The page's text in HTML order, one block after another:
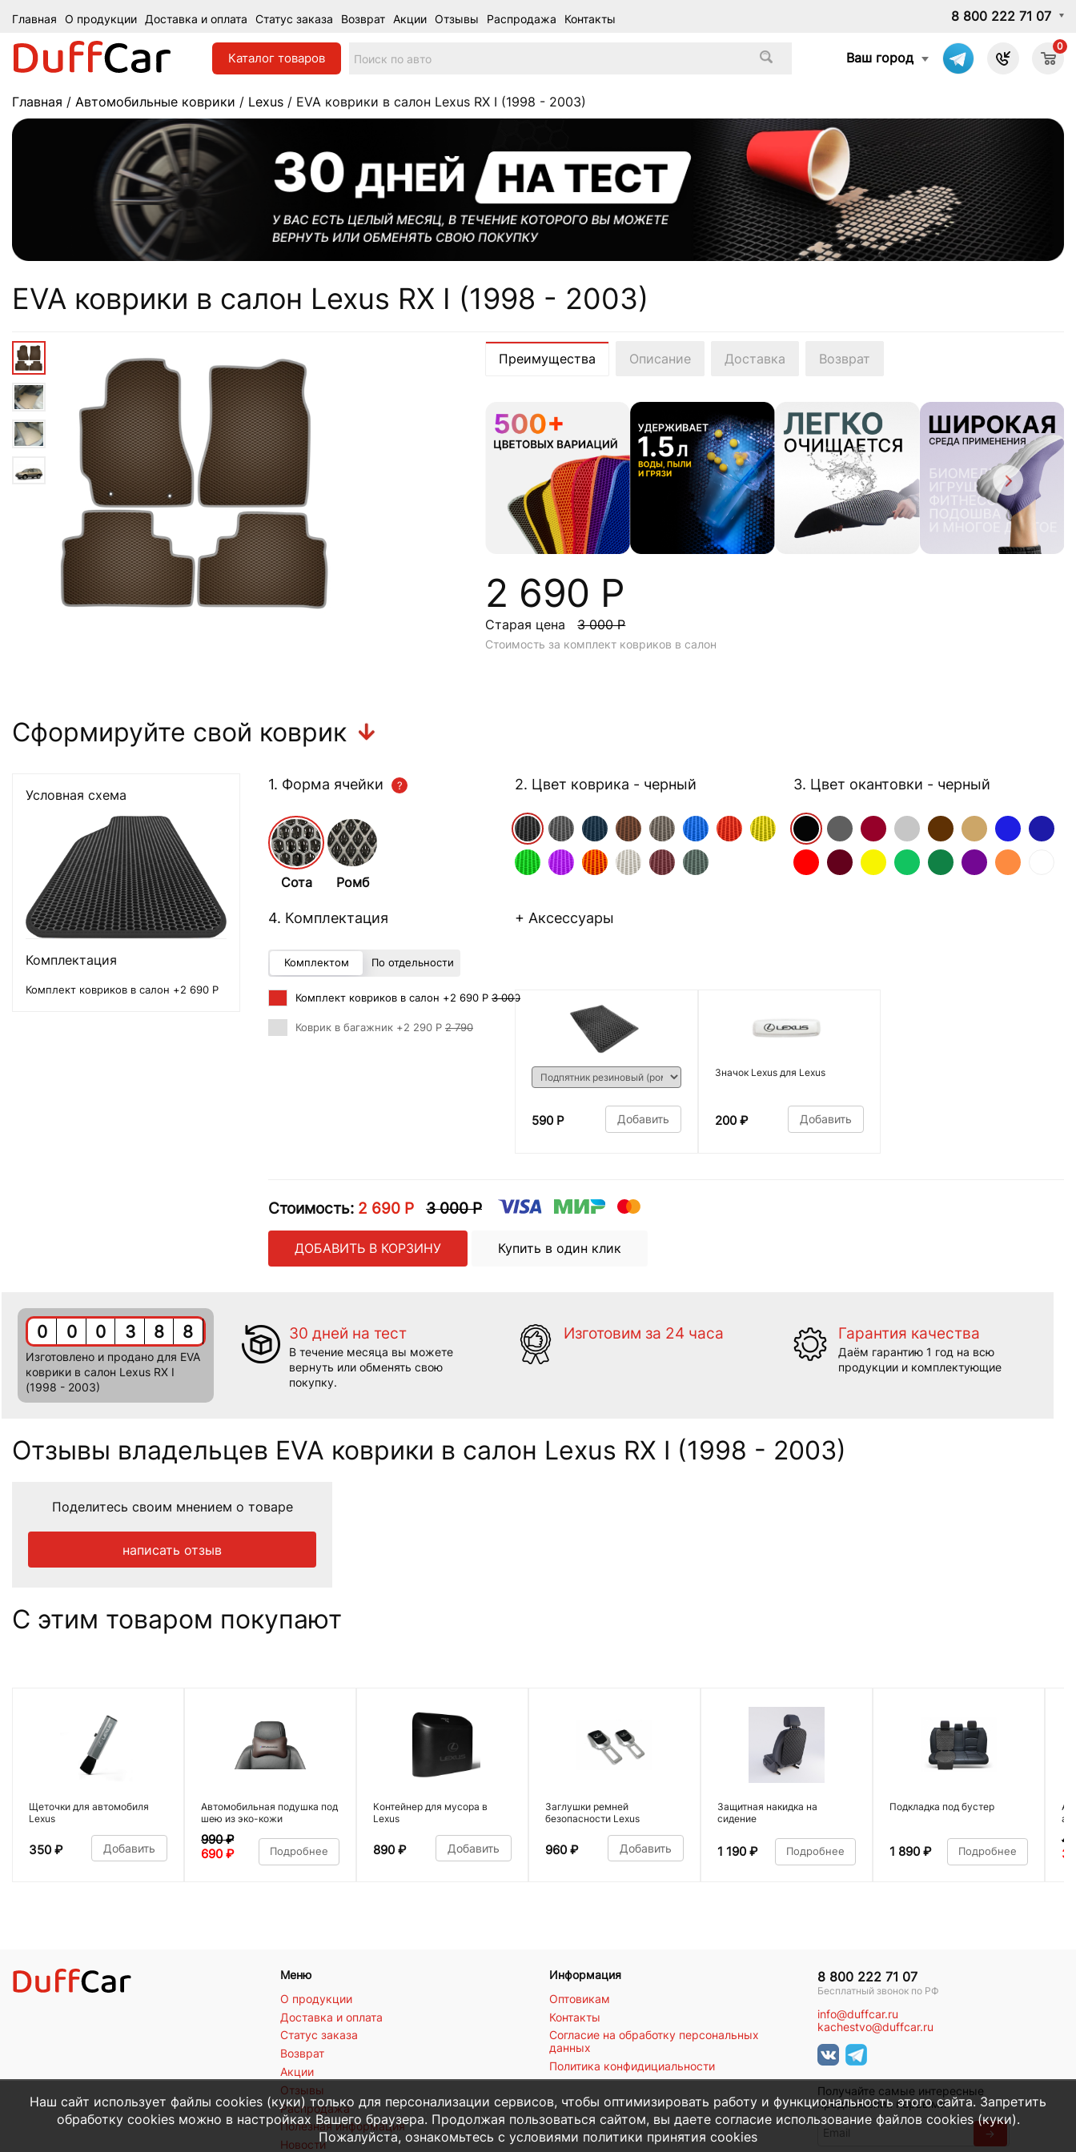
Главная О продукции Доставка и оплата Статус заказа Возврат Акции Отзывы Распродажа Контакты 8 800 222 71 07
Каталог товаров Ваш город
0
Главная / Автомобильные коврики / Lexus / EVA коврики в салон Lexus RX I (1998 - 2003)
EVA коврики в салон Lexus RX I (1998 - 2003)
Преимущества Описание Доставка Возврат
2 690 Р
Старая цена 3 000 Р
Стоимость за комплект ковриков в салон
Сформируйте свой коврик
1. Форма ячейки
Сота Ромб
2. Цвет коврика - черный 3. Цвет окантовки - черный
4. Комплектация
Комплектом По отдельности
Комплект ковриков в салон +2 690 Р 3 000
Коврик в багажник +2 290 Р 2 790
+ Аксессуары
590 Р Добавить
Значок Lexus для Lexus
200 ₽ Добавить
Стоимость: 2 690 Р 3 000 Р
ДОБАВИТЬ В КОРЗИНУ Купить в один клик
Условная схема
Комплектация
Комплект ковриков в салон +2 690 Р
0 0 0 3 8 8
Изготовлено и продано для EVA
коврики в салон Lexus RX I
(1998 - 2003)
30 дней на тест
В течение месяца вы можете
вернуть или обменять свою
покупку.
Изготовим за 24 часа Гарантия качества
Даём гарантию 1 год на всю
продукции и комплектующие
Отзывы владельцев EVA коврики в салон Lexus RX I (1998 - 2003)
Поделитесь своим мнением о товаре
написать отзыв
С этим товаром покупают
Щеточки для автомобиля
Lexus
350 ₽ Добавить
Автомобильная подушка под
шею из эко-кожи
990₽
690 ₽ Подробнее
Контейнер для мусора в
Lexus
890 ₽ Добавить
Заглушки ремней
безопасности Lexus
960 ₽ Добавить
Защитная накидка на
сидение
1 190 ₽ Подробнее
Подкладка под бустер
1 890 ₽ Подробнее
4
3
Меню
О продукции
Доставка и оплата
Статус заказа
Возврат
Акции
Отзывы
Распродажа
Полезная информация
Новости
Информация
Оптовикам
Контакты
Согласие на обработку персональных
данных
Политика конфидициальности
8 800 222 71 07
Бесплатный звонок по РФ
info@duffcar.ru
kachestvo@duffcar.ru
Получайте самые интересные
предложения первыми
→
Наш сайт использует файлы cookies (куки) только для персонализации сервисов, чтобы оптимизировать работу и функциональность этого сайта. Запретить
обработку cookies можно в настройках Вашего браузера. Продолжая пользоваться сайтом, вы даете согласие использование файлов cookies (куки).
Пожалуйста, ознакомьтесь с условиями политики принятия сookies